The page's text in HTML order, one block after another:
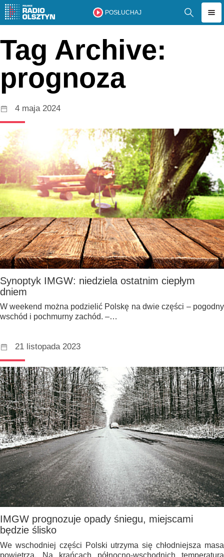
POSŁUCHAJ
Tag Archive:
prognoza
4 maja 2024
Synoptyk IMGW: niedziela ostatnim ciepłym
dniem
W weekend można podzielić Polskę na dwie części – pogodny
wschód i pochmurny zachód. –…
21 listopada 2023
IMGW prognozuje opady śniegu, miejscami
będzie ślisko
We wschodniej części Polski utrzyma się chłodniejsza masa
powietrza. Na krańcach północno-wschodnich temperatura